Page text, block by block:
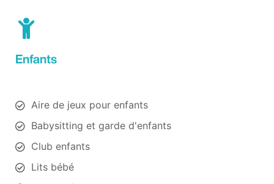
Enfants
Aire de jeux pour enfants
Babysitting et garde d'enfants
Club enfants
Lits bébé